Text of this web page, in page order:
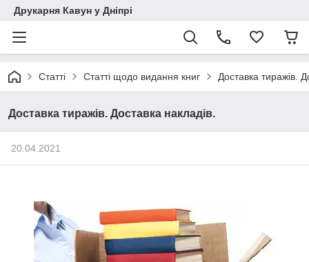
Друкарня Кавун у Дніпрі
Статті Статті щодо видання книг Доставка тиражів.
Доставка тиражів. Доставка накладів.
20.04.2021